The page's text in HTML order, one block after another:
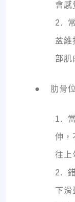
會感
2.
盆維
部肌
● 肋骨位
1.
伸，
往上
2.
下滑